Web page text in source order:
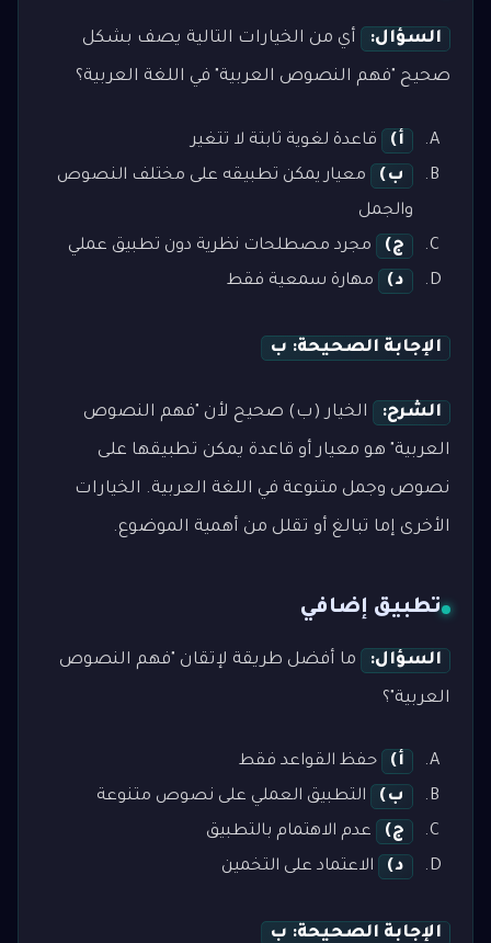
السؤال: أي من الخيارات التالية يصف بشكل
صحيح "فهم النصوص العربية" في اللغة العربية؟
أ)
قاعدة لغوية ثابتة لا تتغير
ب)
معيار يمكن تطبيقه على مختلف النصوص
والجمل
ج)
مجرد مصطلحات نظرية دون تطبيق عملي
د)
مهارة سمعية فقط
الإجابة الصحيحة: ب
الشرح: الخيار (ب) صحيح لأن "فهم النصوص
العربية" هو معيار أو قاعدة يمكن تطبيقها على
نصوص وجمل متنوعة في اللغة العربية. الخيارات
الأخرى إما تبالغ أو تقلل من أهمية الموضوع.
تطبيق إضافي
السؤال: ما أفضل طريقة لإتقان "فهم النصوص
العربية"؟
أ)
حفظ القواعد فقط
ب)
التطبيق العملي على نصوص متنوعة
ج)
عدم الاهتمام بالتطبيق
د)
الاعتماد على التخمين
الإجابة الصحيحة: ب